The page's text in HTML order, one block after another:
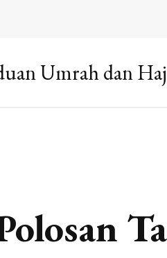
Umrah dan